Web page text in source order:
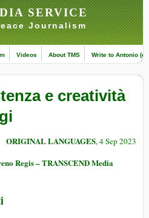
SERVICE
Journalism
Videos About TMS Write to Antonio
e creatività
ORIGINAL LANGUAGES, 4 Sep 2023
Regis – TRANSCEND Media